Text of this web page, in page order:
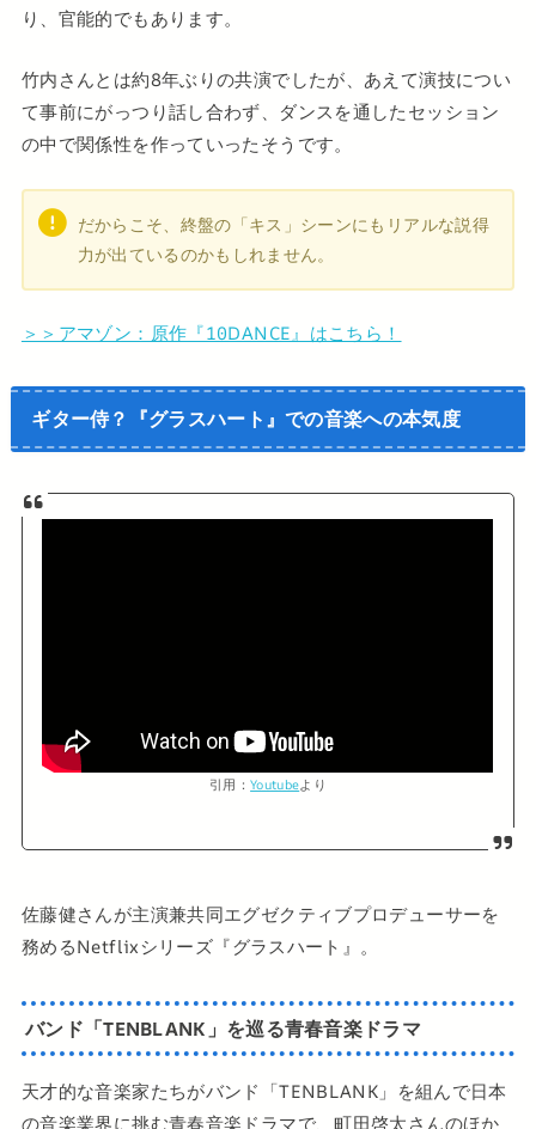
り、官能的でもあります。
竹内さんとは約8年ぶりの共演でしたが、あえて演技につい
て事前にがっつり話し合わず、ダンスを通したセッション
の中で関係性を作っていったそうです。
だからこそ、終盤の「キス」シーンにもリアルな説得
力が出ているのかもしれません。
＞＞アマゾン：原作『10DANCE』はこちら！
ギター侍？『グラスハート』での音楽への本気度
引用：Youtubeより
佐藤健さんが主演兼共同エグゼクティブプロデューサーを
務めるNetflixシリーズ『グラスハート』。
バンド「TENBLANK」を巡る青春音楽ドラマ
天才的な音楽家たちがバンド「TENBLANK」を組んで日本
の音楽業界に挑む青春音楽ドラマで、町田啓太さんのほか